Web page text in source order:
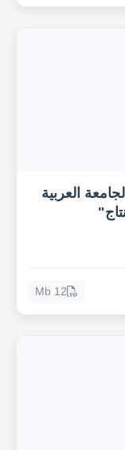
العربية
12 Mb